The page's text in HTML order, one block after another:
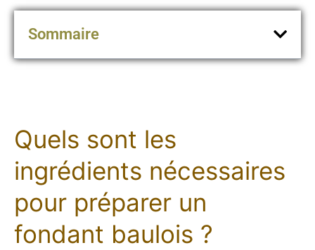
Sommaire
Quels sont les
ingrédients nécessaires
pour préparer un
fondant baulois ?